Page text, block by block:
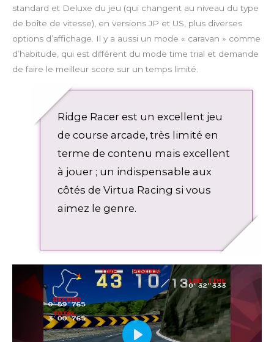
standard et Deluxe du jeu (qui changent au niveau du type
de boîte de vitesse), en versions JP et US, plus diverses
options d’affichage. Il y a aussi un mode « caravan » comme
d’habitude, qui est différent du mode time trial et demande
de faire le meilleur score sur un temps limité.
Ridge Racer est un excellent jeu
de course arcade, très limité en
terme de contenu mais excellent
à jouer ; un indispensable aux
côtés de Virtua Racing si vous
aimez le genre.